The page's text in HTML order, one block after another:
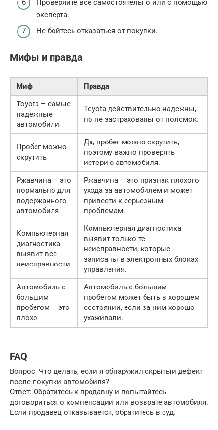
Проверяйте все самостоятельно или с помощью
эксперта.
Не бойтесь отказаться от покупки.
Мифы и правда
Миф
Правда
Toyota – самые
надежные
автомобили
Toyota действительно надежны,
но не застрахованы от поломок.
Пробег можно
скрутить
Да, пробег можно скрутить,
поэтому важно проверять
историю автомобиля.
Ржавчина – это
нормально для
подержанного
автомобиля
Ржавчина – это признак плохого
ухода за автомобилем и может
привести к серьезным
проблемам.
Компьютерная
диагностика
выявит все
неисправности
Компьютерная диагностика
выявит только те
неисправности, которые
записаны в электронных блоках
управления.
Автомобиль с
большим
пробегом – это
плохо
Автомобиль с большим
пробегом может быть в хорошем
состоянии, если за ним хорошо
ухаживали.
FAQ
Вопрос: Что делать, если я обнаружил скрытый дефект
после покупки автомобиля?
Ответ: Обратитесь к продавцу и попытайтесь
договориться о компенсации или возврате автомобиля.
Если продавец отказывается, обратитесь в суд.